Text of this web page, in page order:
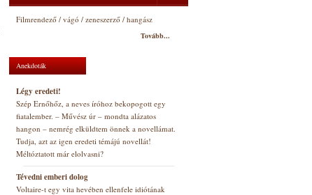
Filmrendező / vágó / zeneszerző / hangász
Tovább...
Anekdoták
Légy eredeti!
Szép Ernőhőz, a neves íróhoz bekopogott egy
fiatalember. – Művész úr – mondta alázatos
hangon – nemrég elküldtem önnek a novellámat.
Tudja, azt az igen eredeti témájú novellát!
Méltóztatott már elolvasni?
Tévedni emberi dolog
Voltaire-t egy vita hevében ellenfele idiótának